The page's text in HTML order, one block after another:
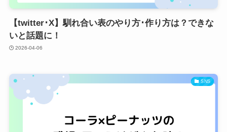
【twitter･X】馴れ合い表のやり方･作り方は？できな
いと話題に！
2026-04-06
SNS